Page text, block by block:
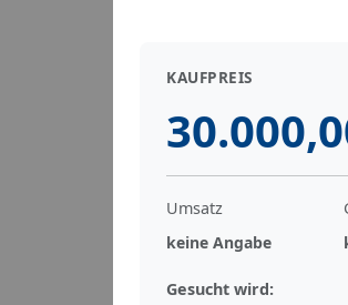
KAUFPREIS
Umsatz
keine Angabe
Gesucht wird: